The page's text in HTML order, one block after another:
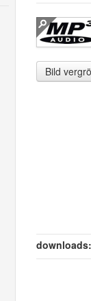
Bild
downloads: